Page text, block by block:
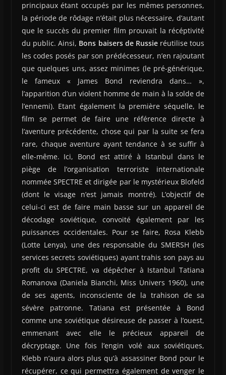
principaux étant occupés par les mêmes personnes,
la période de rôdage n’était plus nécessaire, d’autant
que le succès du premier film prouvait la récéptivité
du public. Ainsi, Bons baisers de Russieréutilise tous
les codes posés par son prédécesseur, n’en rajoutant
que quelques uns, assez minimes (le pré-générique,
le fameux « James Bond reviendra dans… »,
l’apparition d’un violent homme de main à la solde de
l’ennemi). Etant également la première séquelle, le
film se permet de faire une référence directe à
l’aventure précédente, chose qui par la suite se fera
rare, chaque aventure ayant tendance à se suffir à
elle-même. Ici, Bond est attiré à Istanbul dans le
piège de l’organisation terroriste internationale
nommée SPECTRE et dirigée par le mystérieux Blofeld
(dont le visage n’est jamais montré). L’objectif de
celui-ci est de faire main basse sur un appareil de
décodage soviétique, convoité également par les
puissances occidentales. Pour se faire, Rosa Klebb
(Lotte Lenya), une des responsable du SMERSH (les
services secrets soviétiques) ayant trahis son pays au
profit du SPECTRE, va dépêcher à Istanbul Tatiana
Romanova (Daniela Bianchi, Miss Univers 1960), une
de ses agents, inconsciente de la trahison de sa
sévère patronne. Tatiana est présentée à Bond
comme une soviétique désireuse de passer à l’ouest,
emmenant avec elle le précieux appareil de
décryptage. Une fois l’engin volé aux soviétiques,
Klebb n’aura alors plus qu’à assassiner Bond pour le
récupérer, ce qui permettra également de venger le